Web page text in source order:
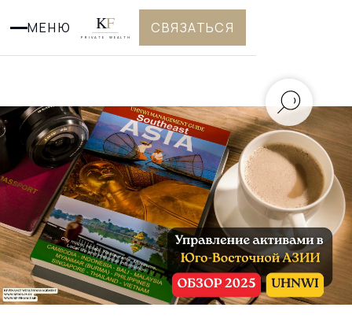
МЕНЮ KF
PRIVATE WEALTH
СВЯЗАТЬСЯ